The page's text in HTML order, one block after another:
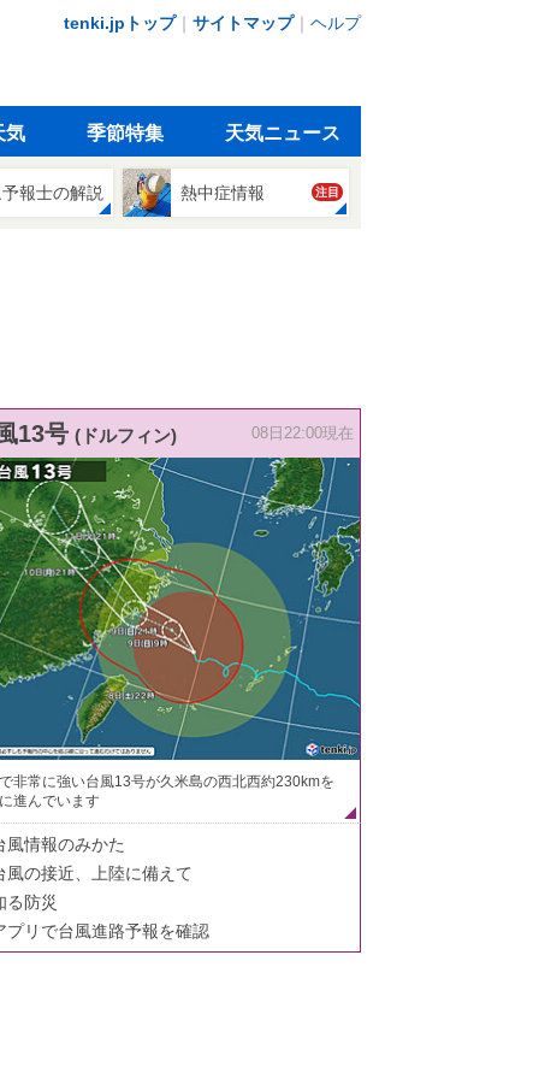
tenki.jpトップ｜ サイトマップ｜ ヘルプ
気 季節特集 天気ニュース
報士の解説 熱中症情報 注目
13号 (ドルフィン) 08日22:00現在
非常に強い台風13号が久米島の西北西約230kmを
進んでいます
風情報のみかた
風の接近、上陸に備えて
る防災
プリで台風進路予報を確認